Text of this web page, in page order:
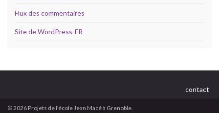
Flux des commentaires
Site de WordPress-FR
contact
© 2026 Projets de l'école Jean Macé à Grenoble.